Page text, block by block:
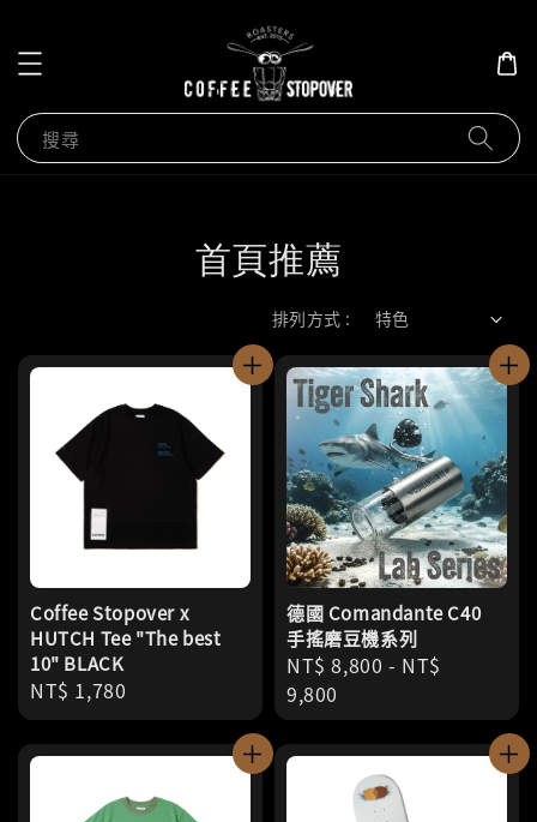
搜尋
首頁推薦
排列方式 :
Coffee Stopover x
HUTCH Tee "The best
10" BLACK
Regular
price
NT$ 1,780
德國 Comandante C40
手搖磨豆機系列
Regular
price
NT$ 8,800 - NT$
9,800